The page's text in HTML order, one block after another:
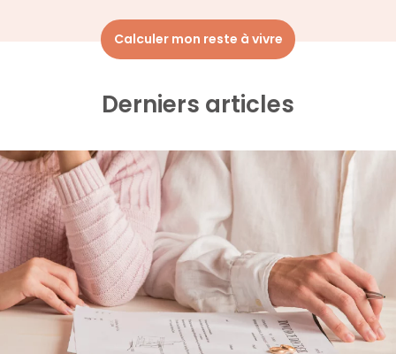
Calculer mon reste à vivre
Derniers articles